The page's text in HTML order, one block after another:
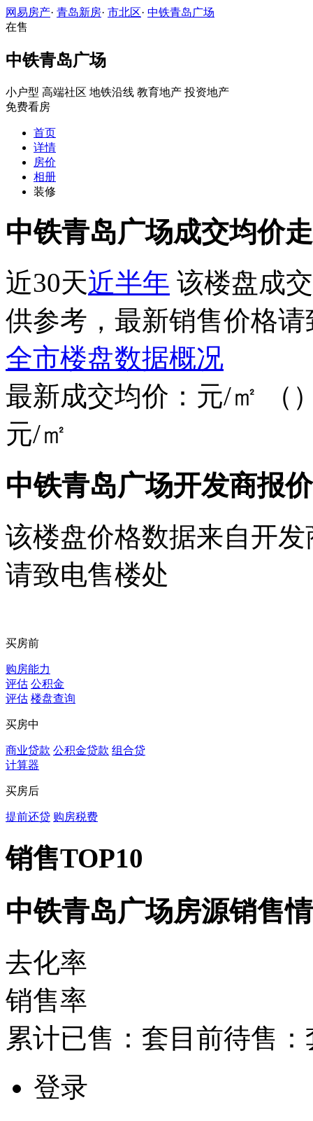
网易房产· 青岛新房· 市北区· 中铁青岛广场
在售
中铁青岛广场
小户型 高端社区 地铁沿线 教育地产 投资地产
免费看房
首页
详情
房价
相册
装修
中铁青岛广场成交均价
近30天近半年 该楼盘成
供参考，最新销售价格
全市楼盘数据概况
最新成交均价： 元/㎡ （
元/㎡
中铁青岛广场开发商报
该楼盘价格数据来自开
请致电售楼处
买房前
购房能力
评估 公积金
评估 楼盘查询
买房中
商业贷款 公积金贷款 组合贷
计算器
买房后
提前还贷 购房税费
销售TOP10
中铁青岛广场房源销售
去化率
销售率
累计已售： 套 目前待售：
登录